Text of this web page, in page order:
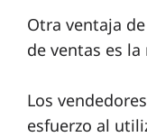
Otra ventaja
de ventas es
Los
esfuerzo al